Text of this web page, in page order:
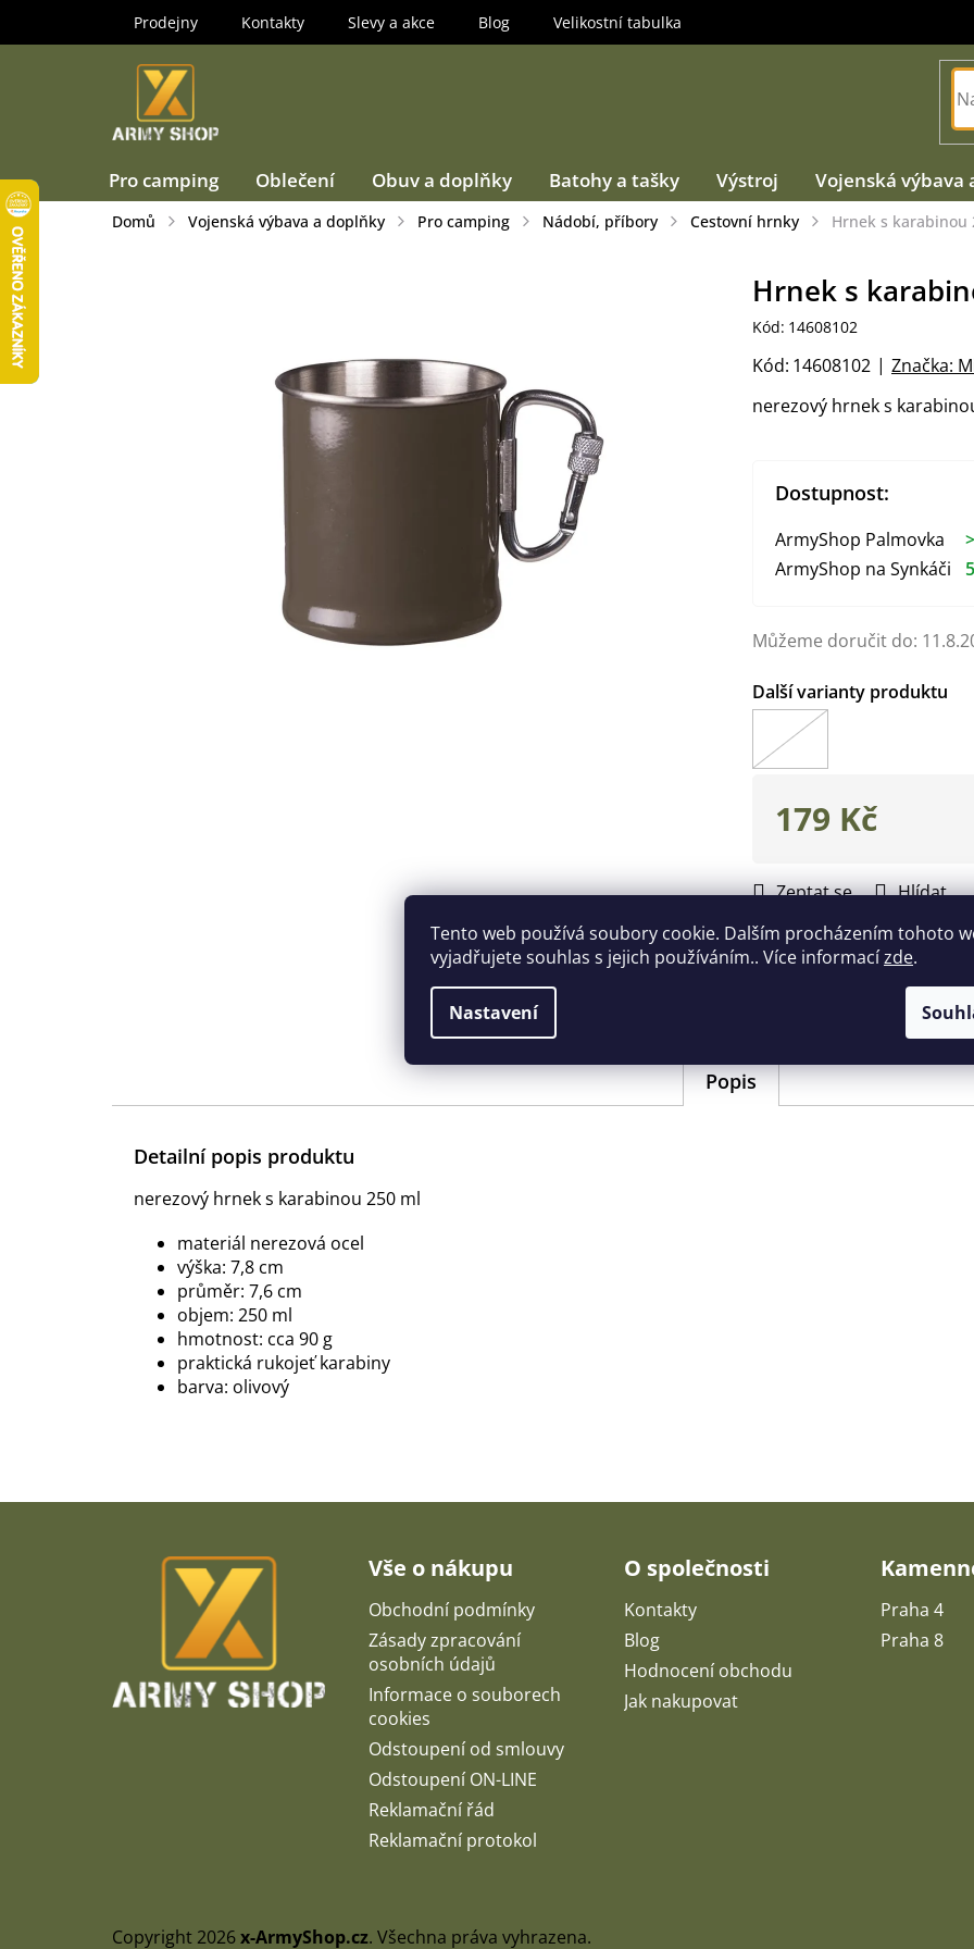
Tento web používá soubory cookie. Dalším procházením tohoto
vyjadřujete souhlas s jejich používáním.. Více informacízde.
Nastavení
Prodejny Kontakty Slevy a akce Blog Velikostní tabulka
Pro camping Oblečení Obuv a doplňky Batohy a tašky Výstroj Vojenská výbava
Domů Vojenská výbava a doplňky Pro camping Nádobí, příbory Cestovní hrnky Hrnek s karabinou
Můžeme doručit do:
nerezový hrnek s
Zeptat se Hlídat
Doplňkové parametry
Hrnek s
Kód: 14608102
Značka:
Kód: 14608102
179 Kč
Dostupnost:
ArmyShop Palmovka
ArmyShop na Synkáči
Popis
Detailní popis produktu
nerezový hrnek s karabinou 250 ml
materiál nerezová ocel
výška: 7,8 cm
průměr: 7,6 cm
objem: 250 ml
hmotnost: cca 90 g
praktická rukojeť karabiny
barva: olivový
Vše o nákupu
Obchodní podmínky
Zásady zpracování
osobních údajů
Informace o souborech
cookies
Odstoupení od smlouvy
Odstoupení ON-LINE
Reklamační řád
Reklamační protokol
O společnosti
Kontakty
Blog
Hodnocení obchodu
Jak nakupovat
Praha 4
Praha 8
Copyright 2026x-ArmyShop.cz. Všechna práva vyhrazena.